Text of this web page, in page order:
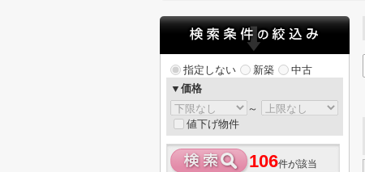
指定しない 新築
中古
▼価格
～
値下げ物件
106件が該当